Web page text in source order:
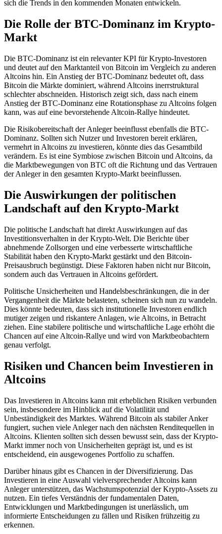
sich die Trends in den kommenden Monaten entwickeln.
Die Rolle der BTC-Dominanz im Krypto-
Markt
Die BTC-Dominanz ist ein relevanter KPI für Krypto-Investoren
und deutet auf den Marktanteil von Bitcoin im Vergleich zu anderen
Altcoins hin. Ein Anstieg der BTC-Dominanz bedeutet oft, dass
Bitcoin die Märkte dominiert, während Altcoins inerrstruktural
schlechter abschneiden. Historisch zeigt sich, dass nach einem
Anstieg der BTC-Dominanz eine Rotationsphase zu Altcoins folgen
kann, was auf eine bevorstehende Altcoin-Rallye hindeutet.
Die Risikobereitschaft der Anleger beeinflusst ebenfalls die BTC-
Dominanz. Sollten sich Nutzer und Investoren bereit erklären,
vermehrt in Altcoins zu investieren, könnte dies das Gesamtbild
verändern. Es ist eine Symbiose zwischen Bitcoin und Altcoins, da
die Marktbewegungen von BTC oft die Richtung und das Vertrauen
der Anleger in den gesamten Krypto-Markt beeinflussen.
Die Auswirkungen der politischen
Landschaft auf den Krypto-Markt
Die politische Landschaft hat direkt Auswirkungen auf das
Investitionsverhalten in der Krypto-Welt. Die Berichte über
abnehmende Zollsorgen und eine verbesserte wirtschaftliche
Stabilität haben den Krypto-Markt gestärkt und den Bitcoin-
Preisausbruch begünstigt. Diese Faktoren haben nicht nur Bitcoin,
sondern auch das Vertrauen in Altcoins gefördert.
Politische Unsicherheiten und Handelsbeschränkungen, die in der
Vergangenheit die Märkte belasteten, scheinen sich nun zu wandeln.
Dies könnte bedeuten, dass sich institutionelle Investoren endlich
mutiger zeigen und riskantere Anlagen, wie Altcoins, in Betracht
ziehen. Eine stabilere politische und wirtschaftliche Lage erhöht die
Chancen auf eine Altcoin-Rallye und wird von Marktbeobachtern
genau verfolgt.
Risiken und Chancen beim Investieren in
Altcoins
Das Investieren in Altcoins kann mit erheblichen Risiken verbunden
sein, insbesondere im Hinblick auf die Volatilität und
Unbeständigkeit des Marktes. Während Bitcoin als stabiler Anker
fungiert, suchen viele Anleger nach den nächsten Renditequellen in
Altcoins. Klienten sollten sich dessen bewusst sein, dass der Krypto-
Markt immer noch von Unsicherheiten geprägt ist, und es ist
entscheidend, ein ausgewogenes Portfolio zu schaffen.
Darüber hinaus gibt es Chancen in der Diversifizierung. Das
Investieren in eine Auswahl vielversprechender Altcoins kann
Anleger unterstützen, das Wachstumspotenzial der Krypto-Assets zu
nutzen. Ein tiefes Verständnis der fundamentalen Daten,
Entwicklungen und Marktbedingungen ist unerlässlich, um
informierte Entscheidungen zu fällen und Risiken frühzeitig zu
erkennen.